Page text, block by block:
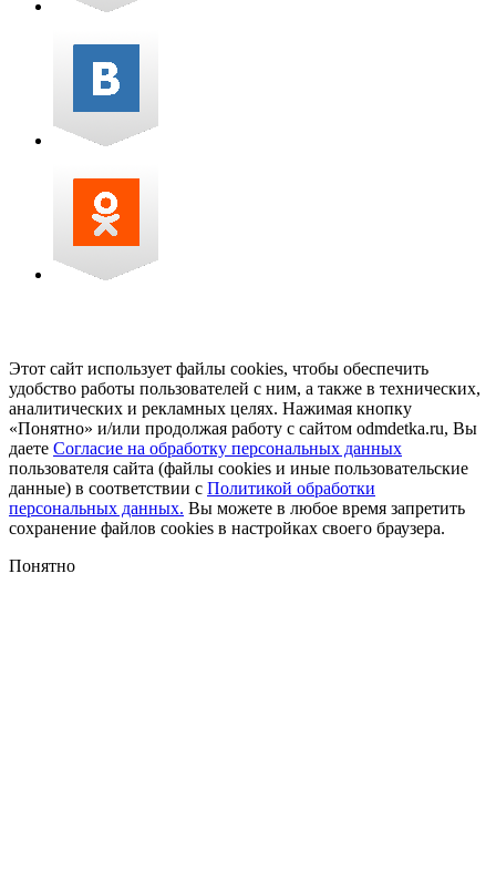
Этот сайт использует файлы cookies, чтобы обеспечить
удобство работы пользователей с ним, а также в технических,
аналитических и рекламных целях. Нажимая кнопку
«Понятно» и/или продолжая работу с сайтом odmdetka.ru, Вы
даете Согласие на обработку персональных данных
пользователя сайта (файлы cookies и иные пользовательские
данные) в соответствии с Политикой обработки
персональных данных. Вы можете в любое время запретить
сохранение файлов cookies в настройках своего браузера.
Понятно